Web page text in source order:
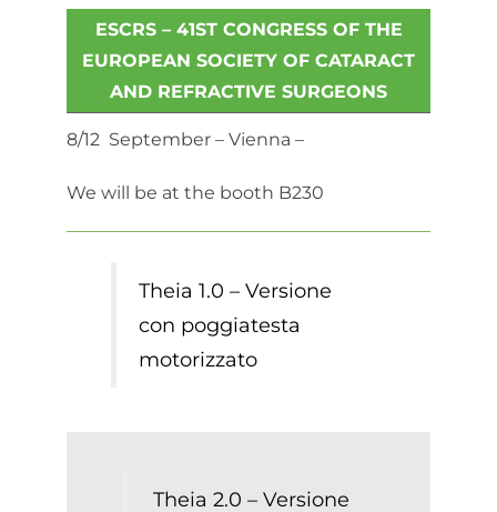
ESCRS – 41ST CONGRESS OF THE
EUROPEAN SOCIETY OF CATARACT
AND REFRACTIVE SURGEONS
8/12 September – Vienna –
We will be at the booth B230
Theia 1.0 – Versione
con poggiatesta
motorizzato
Theia 2.0 – Versione